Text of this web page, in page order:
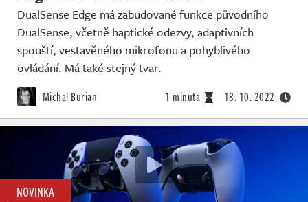
DualSense Edge má zabudované funkce původního
DualSense, včetně haptické odezvy, adaptivních
spouští, vestavěného mikrofonu a pohyblivého
ovládání. Má také stejný tvar.
Michal Burian 1 minuta 18. 10. 2022
NOVINKA